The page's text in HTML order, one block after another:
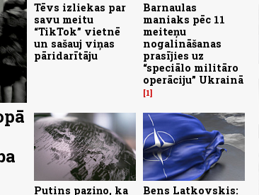
Tēvs izliekas par
savu meitu
“TikTok” vietnē
un sašauj viņas
pāridarītāju
Barnaulas
maniaks pēc 11
meiteņu
nogalināšanas
prasījies uz
“speciālo militāro
operāciju” Ukrainā
1
Putins paziņo, ka Bens Latkovskis: